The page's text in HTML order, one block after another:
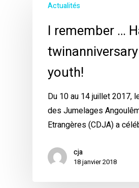
Actualités
I remember …
youth!
Du 10 au 14 juillet 2017,
des Jumelages
Etrangères (CDJA) a
cja
18 janvier 2018